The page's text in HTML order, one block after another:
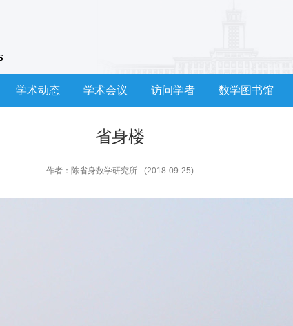
学术动态 学术会议 访问学者 数学图书馆
省身楼
作者：陈省身数学研究所 (2018-09-25)